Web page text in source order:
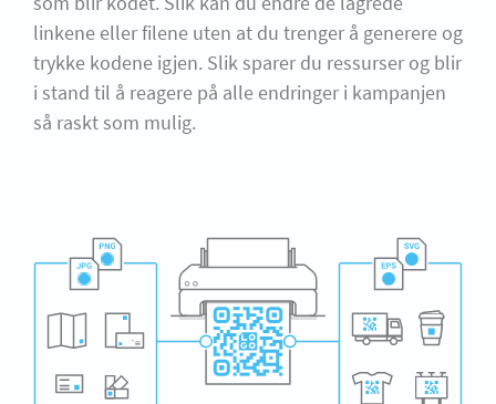
linkene eller filene uten at du trenger å generere og
trykke kodene igjen. Slik sparer du ressurser og blir
i stand til å reagere på alle endringer i kampanjen
så raskt som mulig.